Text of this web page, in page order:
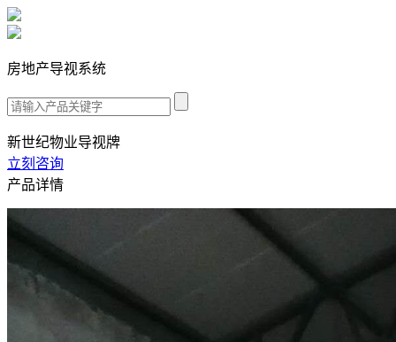
房地产导视系统
新世纪物业导视牌
立刻咨询
产品详情